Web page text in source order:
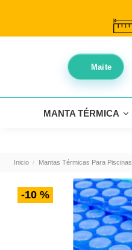
Maite
MANTA TÉRMICA
Inicio Mantas Térmicas Para Piscinas
-10 %